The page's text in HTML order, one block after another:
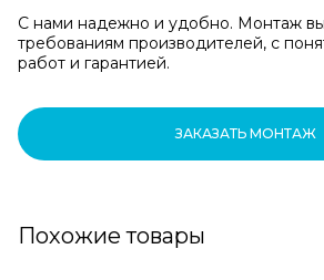
С нами надежно и удобно. Монтаж
требованиям производителей, с
работ и гарантией.
ЗАКАЗАТЬ МОНТАЖ
Похожие товары